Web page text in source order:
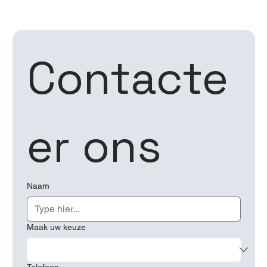
Contacte
er ons
Naam
Maak uw keuze